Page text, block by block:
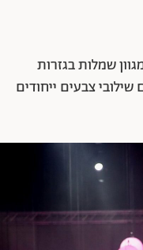
שמלות בגזרות
צבעים ייחודים